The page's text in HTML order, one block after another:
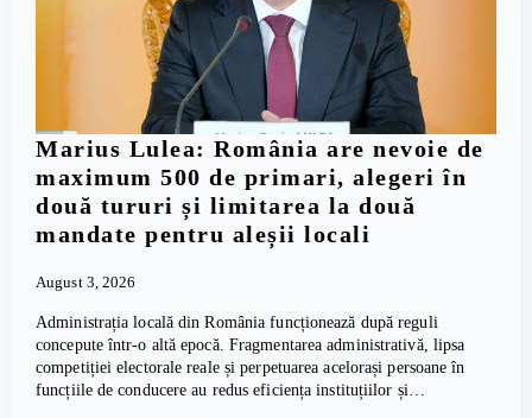
Marius Lulea: România are nevoie de
maximum 500 de primari, alegeri în
două tururi și limitarea la două
mandate pentru aleșii locali
August 3, 2026
Administrația locală din România funcționează după reguli
concepute într-o altă epocă. Fragmentarea administrativă, lipsa
competiției electorale reale și perpetuarea acelorași persoane în
funcțiile de conducere au redus eficiența instituțiilor și…